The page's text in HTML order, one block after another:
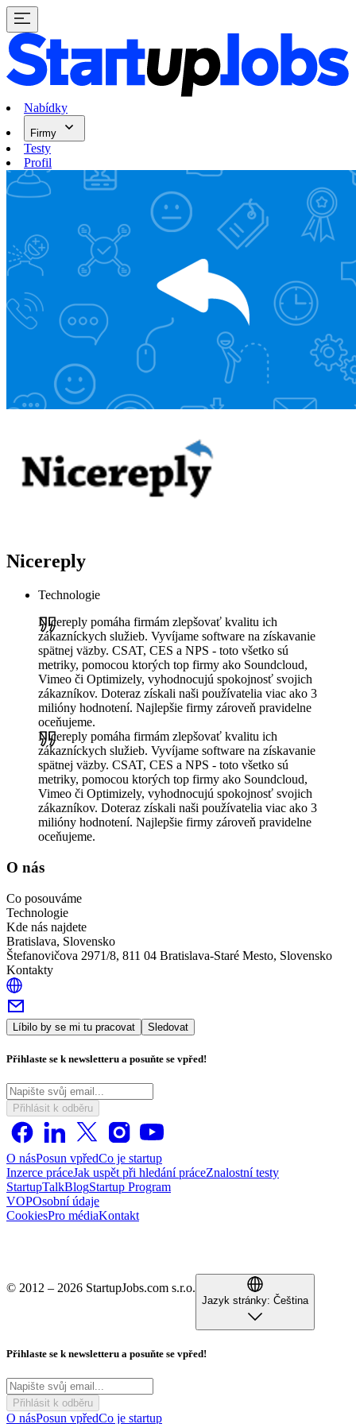
Nabídky
Firmy
Testy
Profil
Nicereply
Technologie
Nicereply pomáha firmám zlepšovať kvalitu ich
zákazníckych služieb. Vyvíjame software na získavanie
spätnej väzby. CSAT, CES a NPS - toto všetko sú
metriky, pomocou ktorých top firmy ako Soundcloud,
Vimeo či Optimizely, vyhodnocujú spokojnosť svojich
zákazníkov. Doteraz získali naši používatelia viac ako 3
milióny hodnotení. Najlepšie firmy zároveň pravidelne
oceňujeme.
Nicereply pomáha firmám zlepšovať kvalitu ich
zákazníckych služieb. Vyvíjame software na získavanie
spätnej väzby. CSAT, CES a NPS - toto všetko sú
metriky, pomocou ktorých top firmy ako Soundcloud,
Vimeo či Optimizely, vyhodnocujú spokojnosť svojich
zákazníkov. Doteraz získali naši používatelia viac ako 3
milióny hodnotení. Najlepšie firmy zároveň pravidelne
oceňujeme.
O nás
Co posouváme
Technologie
Kde nás najdete
Bratislava, Slovensko
Štefanovičova 2971/8, 811 04 Bratislava-Staré Mesto, Slovensko
Kontakty
Líbilo by se mi tu pracovat Sledovat
Přihlaste se k newsletteru a posuňte se vpřed!
Přihlásit k odběru
O násPosun vpředCo je startup
Inzerce práceJak uspět při hledání práceZnalostní testy
StartupTalkBlogStartup Program
VOPOsobní údaje
CookiesPro médiaKontakt
© 2012 – 2026 StartupJobs.com s.r.o.
Jazyk stránky: Čeština
Přihlaste se k newsletteru a posuňte se vpřed!
Přihlásit k odběru
O násPosun vpředCo je startup